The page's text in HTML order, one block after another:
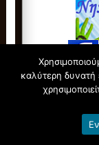
καλύτερη δυνατή